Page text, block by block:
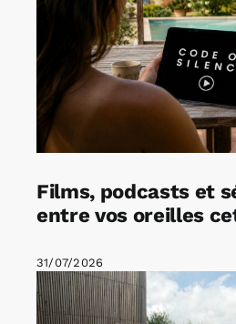
Films, podcasts et
entre vos oreilles
31/07/2026